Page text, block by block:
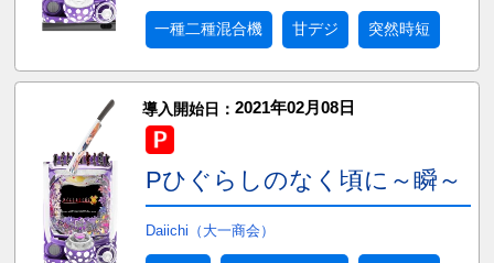
一種二種混合機 甘デジ 突然時短
導入開始日： 2021年02月08日
Pひぐらしのなく頃に～瞬～
Daiichi（大一商会）